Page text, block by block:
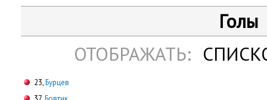
Голы
ОТОБРАЖАТЬ:
23,Бурцев